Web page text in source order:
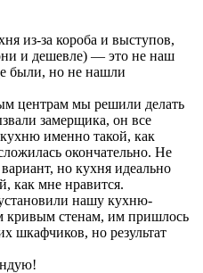
из-за короба и выступов,
и дешевле) — это не наш
были, но не нашли
центрам мы решили делать
замерщика, он все
именно такой, как
окончательно. Не
но кухня идеально
как мне нравится.
нашу кухню-
кривым стенам, им пришлось
шкафчиков, но результат